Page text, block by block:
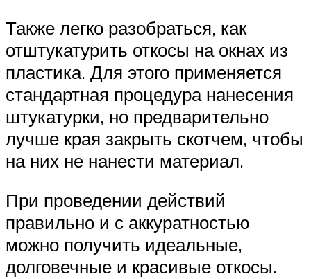
Также легко разобраться, как
отштукатурить откосы на окнах из
пластика. Для этого применяется
стандартная процедура нанесения
штукатурки, но предварительно
лучше края закрыть скотчем, чтобы
на них не нанести материал.
При проведении действий
правильно и с аккуратностью
можно получить идеальные,
долговечные и красивые откосы.